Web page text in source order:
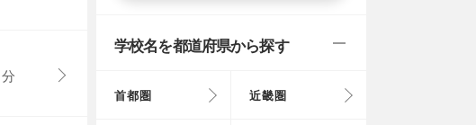
分
学校名を都道府県から探す
首都圏 近畿圏